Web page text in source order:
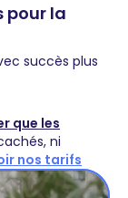
pour la
succès plus
que les
ni
nos tarifs